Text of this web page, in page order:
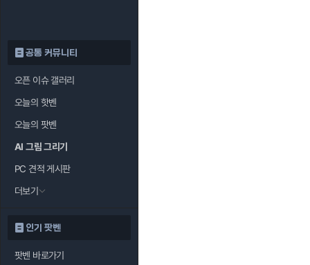
공통 커뮤니티
오픈 이슈 갤러리
오늘의 핫벤
오늘의 팟벤
AI 그림 그리기
PC 견적 게시판
더보기
인기 팟벤
팟벤 바로가기